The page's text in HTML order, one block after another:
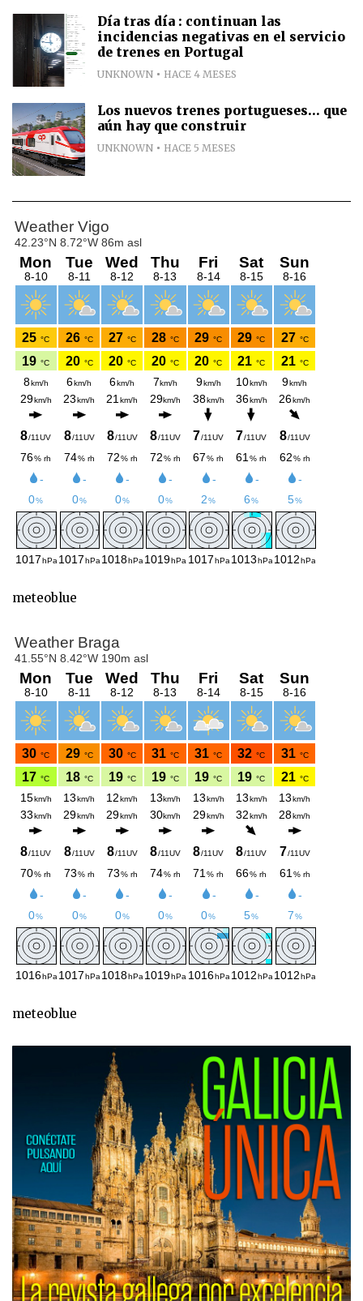
Día tras día : continuan las
incidencias negativas en el servicio
de trenes en Portugal
UNKNOWN HACE 4 MESES
Los nuevos trenes portugueses... que
aún hay que construir
UNKNOWN HACE 5 MESES
meteoblue
meteoblue